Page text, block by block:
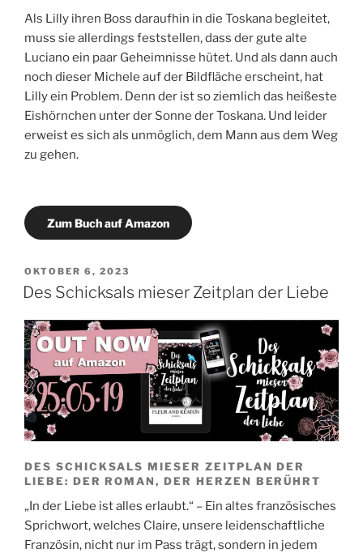
Als Lilly ihren Boss daraufhin in die Toskana begleitet,
muss sie allerdings feststellen, dass der gute alte
Luciano ein paar Geheimnisse hütet. Und als dann auch
noch dieser Michele auf der Bildfläche erscheint, hat
Lilly ein Problem. Denn der ist so ziemlich das heißeste
Eishörnchen unter der Sonne der Toskana. Und leider
erweist es sich als unmöglich, dem Mann aus dem Weg
zu gehen.
Zum Buch auf Amazon
VERÖFFENTLICHT
AM
OKTOBER 6, 2023
Des Schicksals mieser Zeitplan der Liebe
DES SCHICKSALS MIESER ZEITPLAN DER
LIEBE: DER ROMAN, DER HERZEN BERÜHRT
„In der Liebe ist alles erlaubt.“ – Ein altes französisches
Sprichwort, welches Claire, unsere leidenschaftliche
Französin, nicht nur im Pass trägt, sondern in jedem